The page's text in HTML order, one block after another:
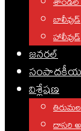
బాలీవుడ్
హాలీవుడ్
జనరల్
విశ్లేషణ
తిరుమల
దాసరి